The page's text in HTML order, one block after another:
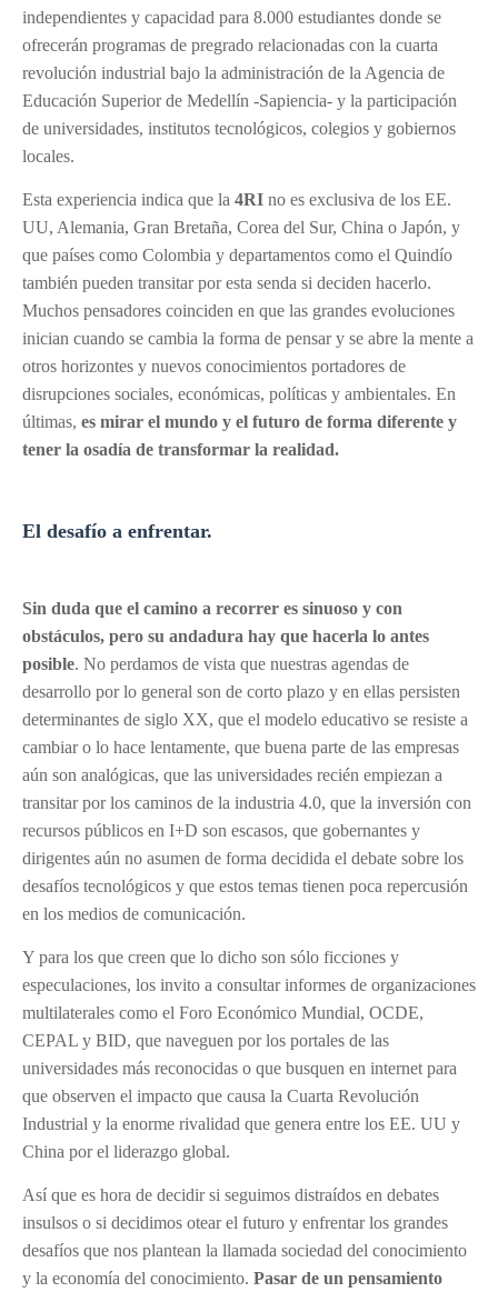
independientes y capacidad para 8.000 estudiantes donde se
ofrecerán programas de pregrado relacionadas con la cuarta
revolución industrial bajo la administración de la Agencia de
Educación Superior de Medellín -Sapiencia- y la participación
de universidades, institutos tecnológicos, colegios y gobiernos
locales.
Esta experiencia indica que la 4RI no es exclusiva de los EE.
UU, Alemania, Gran Bretaña, Corea del Sur, China o Japón, y
que países como Colombia y departamentos como el Quindío
también pueden transitar por esta senda si deciden hacerlo.
Muchos pensadores coinciden en que las grandes evoluciones
inician cuando se cambia la forma de pensar y se abre la mente a
otros horizontes y nuevos conocimientos portadores de
disrupciones sociales, económicas, políticas y ambientales. En
últimas, es mirar el mundo y el futuro de forma diferente y
tener la osadía de transformar la realidad.
El desafío a enfrentar.
Sin duda que el camino a recorrer es sinuoso y con
obstáculos, pero su andadura hay que hacerla lo antes
posible. No perdamos de vista que nuestras agendas de
desarrollo por lo general son de corto plazo y en ellas persisten
determinantes de siglo XX, que el modelo educativo se resiste a
cambiar o lo hace lentamente, que buena parte de las empresas
aún son analógicas, que las universidades recién empiezan a
transitar por los caminos de la industria 4.0, que la inversión con
recursos públicos en I+D son escasos, que gobernantes y
dirigentes aún no asumen de forma decidida el debate sobre los
desafíos tecnológicos y que estos temas tienen poca repercusión
en los medios de comunicación.
Y para los que creen que lo dicho son sólo ficciones y
especulaciones, los invito a consultar informes de organizaciones
multilaterales como el Foro Económico Mundial, OCDE,
CEPAL y BID, que naveguen por los portales de las
universidades más reconocidas o que busquen en internet para
que observen el impacto que causa la Cuarta Revolución
Industrial y la enorme rivalidad que genera entre los EE. UU y
China por el liderazgo global.
Así que es hora de decidir si seguimos distraídos en debates
insulsos o si decidimos otear el futuro y enfrentar los grandes
desafíos que nos plantean la llamada sociedad del conocimiento
y la economía del conocimiento. Pasar de un pensamiento